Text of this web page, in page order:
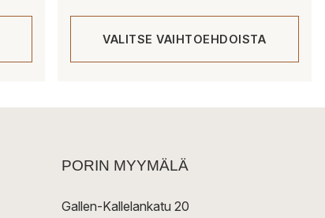
VALITSE VAIHTOEHDOISTA
tuotteella
muunnelma.
tehdä
PORIN MYYMÄLÄ
Gallen-Kallelankatu 20